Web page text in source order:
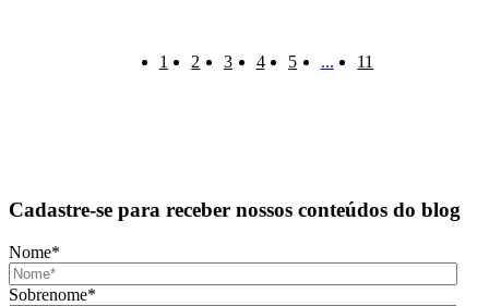
1 2 3 4 5 ... 11
Cadastre-se para receber nossos conteúdos do blog
Nome*
Sobrenome*